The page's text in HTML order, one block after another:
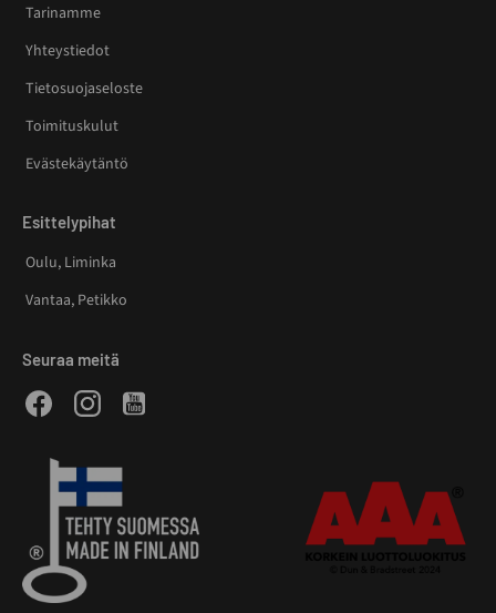
Tarinamme
Yhteystiedot
Tietosuojaseloste
Toimituskulut
Evästekäytäntö
Esittelypihat
Oulu, Liminka
Vantaa, Petikko
Seuraa meitä
FacebookInstagramYoutube